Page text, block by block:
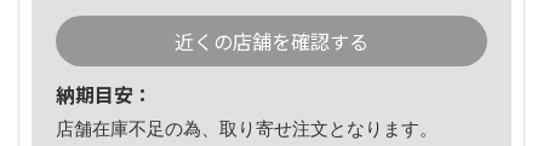
近くの店舗を確認する
納期目安：
店舗在庫不足の為、取り寄せ注文となります。